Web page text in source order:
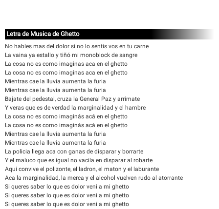
Letra de Musica de Ghetto
No hables mas del dolor si no lo sentis vos en tu carne
La vaina ya estallo y tiñó mi monoblock de sangre
La cosa no es como imaginas aca en el ghetto
La cosa no es como imaginas aca en el ghetto
Mientras cae la lluvia aumenta la furia
Mientras cae la lluvia aumenta la furia
Bajate del pedestal, cruza la General Paz y arrimate
Y veras que es de verdad la marginalidad y el hambre
La cosa no es como imaginás acá en el ghetto
La cosa no es como imaginás acá en el ghetto
Mientras cae la lluvia aumenta la furia
Mientras cae la lluvia aumenta la furia
La policia llega aca con ganas de disparar y borrarte
Y el maluco que es igual no vacila en disparar al robarte
Aqui convive el polizonte, el ladron, el maton y el laburante
Aca la marginalidad, la merca y el alcohol vuelven rudo al atorrante
Si queres saber lo que es dolor veni a mi ghetto
Si queres saber lo que es dolor veni a mi ghetto
Si queres saber lo que es dolor veni a mi ghetto